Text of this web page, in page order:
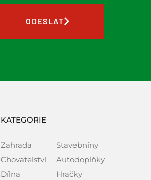
ODESLAT
KATEGORIE
Zahrada
Chovatelství
Dílna
Stavebniny
Autodoplňky
Hračky